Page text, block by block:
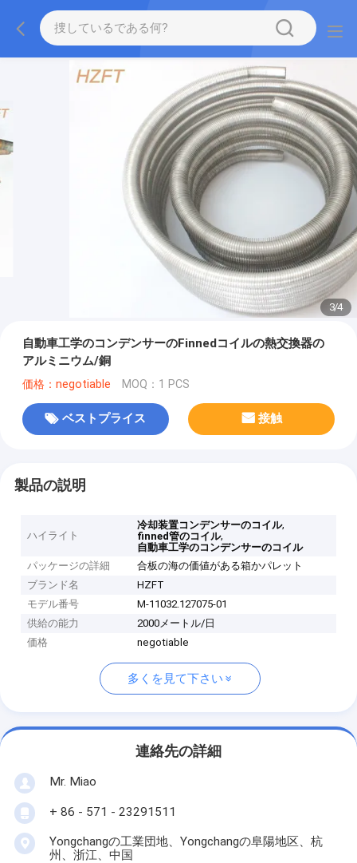
3/4
自動車工学のコンデンサーのFinnedコイルの熱交換器の
アルミニウム/銅
価格：negotiable MOQ：1 PCS
ベストプライス 接触
製品の説明
ハイライト
冷却装置コンデンサーのコイル,
finned管のコイル,
自動車工学のコンデンサーのコイル
パッケージの詳細
合板の海の価値がある箱かパレット
ブランド名
HZFT
モデル番号
M-11032.127075-01
供給の能力
2000メートル/日
価格
negotiable
多くを見て下さい
連絡先の詳細
Mr. Miao
+ 86 - 571 - 23291511
Yongchangの工業団地、Yongchangの阜陽地区、杭
州、浙江、中国